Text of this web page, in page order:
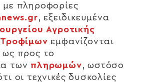
πληροφορίες
, εξειδικευμένα
Αγροτικής
εμφανίζονται
ως προς το
των πληρωμών, ωστόσο
οι τεχνικές δυσκολίες